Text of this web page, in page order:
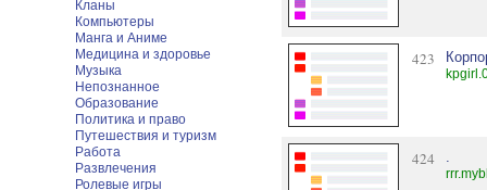
Кланы
Компьютеры
Манга и Аниме
Медицина и здоровье
Музыка
Непознанное
Образование
Политика и право
Путешествия и туризм
Работа
Развлечения
Ролевые игры
423
424 .